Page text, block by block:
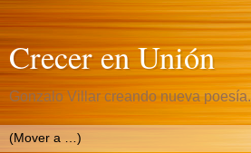
Crecer en Unión
Gonzalo Villar creando nueva poesía.